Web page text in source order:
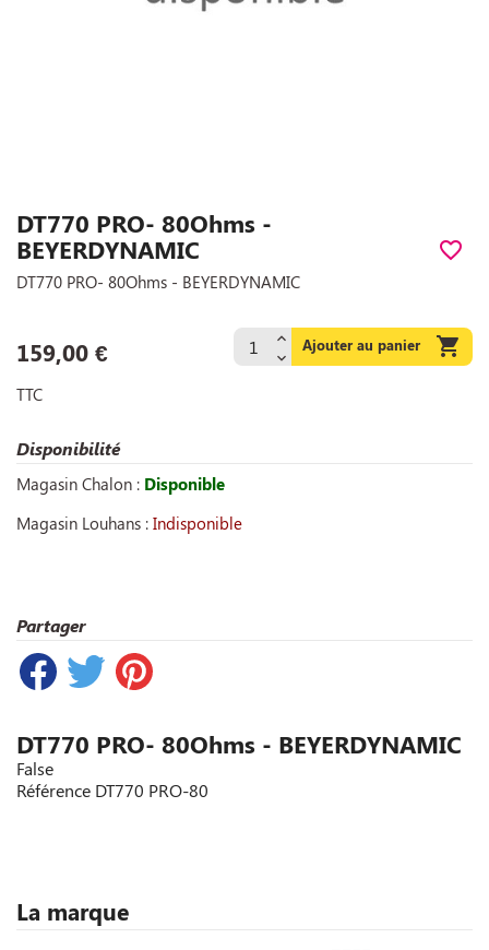
DT770 PRO- 80Ohms -
BEYERDYNAMIC
favorite_border
DT770 PRO- 80Ohms - BEYERDYNAMIC
159,00 € Ajouter au panier 
TTC
Disponibilité
Magasin Chalon : Disponible
Magasin Louhans : Indisponible
Partager
DT770 PRO- 80Ohms - BEYERDYNAMIC
False
Référence DT770 PRO-80
La marque